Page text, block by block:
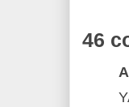
46